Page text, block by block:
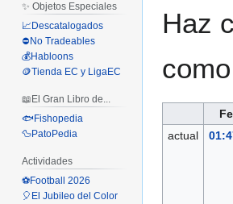
Haz
actual
✨ Objetos Especiales
📈Descatalogados
⛔No Tradeables
💰Habloons
🪙Tienda EC y LigaEC
📖El Gran Libro de...
🐟Fishopedia
🦆PatoPedia
Actividades
⚽Football 2026
🎈El Jubileo del Color